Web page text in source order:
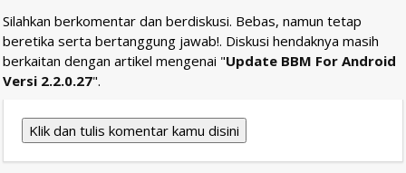
Silahkan berkomentar dan berdiskusi. Bebas, namun tetap
beretika serta bertanggung jawab!. Diskusi hendaknya masih
berkaitan dengan artikel mengenai "Update BBM For Android
Versi 2.2.0.27".
Klik dan tulis komentar kamu disini